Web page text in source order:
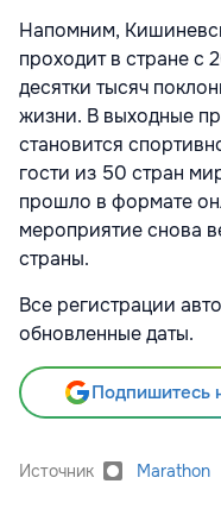
Напомним,
проходит в стране с
десятки тысяч
жизни. В выходные
становится
гости из 50 стран
прошло в формате
мероприятие снова
страны.
Все регистрации
обновленные даты.
Подпишитесь
Источник Marathon